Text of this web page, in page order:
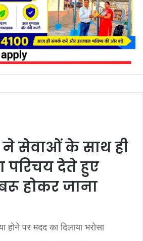
ने सेवाओं के साथ ही
परिचय देते हुए
होकर जाना
होने पर मदद का दिलाया भरोसा